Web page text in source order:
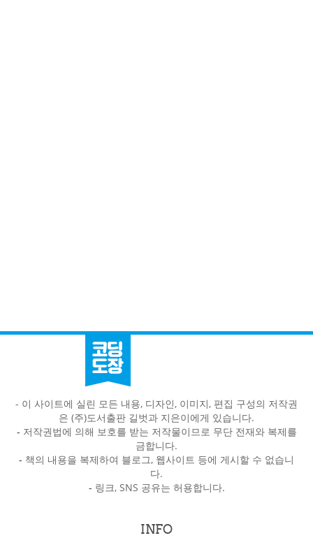
- 이 사이트에 실린 모든 내용, 디자인, 이미지, 편집 구성의 저작권
은 (주)도서출판 길벗과 지은이에게 있습니다.
- 저작권법에 의해 보호를 받는 저작물이므로 무단 전재와 복제를
금합니다.
- 책의 내용을 복제하여 블로그, 웹사이트 등에 게시할 수 없습니
다.
- 링크, SNS 공유는 허용합니다.
INFO